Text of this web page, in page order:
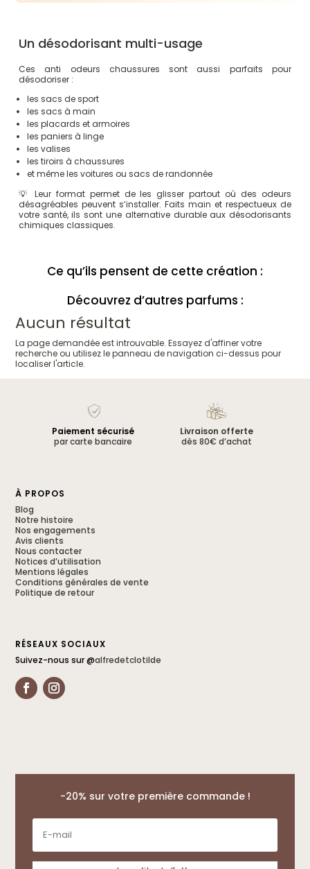
Un désodorisant multi-usage
Ces anti odeurs chaussures sont aussi parfaits pour
désodoriser :
les sacs de sport
les sacs à main
les placards et armoires
les paniers à linge
les valises
les tiroirs à chaussures
et même les voitures ou sacs de randonnée
💡 Leur format permet de les glisser partout où des odeurs
désagréables peuvent s’installer. Faits main et respectueux de
votre santé, ils sont une alternative durable aux désodorisants
chimiques classiques.
Ce qu’ils pensent de cette création :
Ce qu'ils pensent de cette création :
Justine V.
Rating: 4/5
OK
j'aime RAS
Tue Jan 20 2026 00:00:00 GMT+0000 (Coordinated Universal Time)
le placard et les vêtements sentent mieux
Fri Sep 19 2025 00:00:00 GMT+0000 (Coordinated Universal Time)
Désodorisant chaussures Cerise noire
Thu Sep 04 2025 00:00:00 GMT+0000 (Coordinated Universal Time)
Désodorisant chaussures Cerise noire
Océane M.
Rating: 4/5
Je ne peux plus m'en passer depuis 1 mois
Ca sent trop bon j'adore !
Tue Apr 22 2025 00:00:00 GMT+0000 (Coordinated Universal Time)
Désodorisant chaussures Cerise noire
Sarah G.
Rating: 4/5
Vraiment bien
Découvrez d’autres parfums :
Aucun résultat
La page demandée est introuvable. Essayez d'affiner votre
recherche ou utilisez le panneau de navigation ci-dessus pour
localiser l'article.
Paiement sécurisé
par carte bancaire
Livraison offerte
dès 80€ d’achat
À PROPOS
Blog
Notre histoire
Nos engagements
Avis clients
Nous contacter
Notices d’utilisation
Mentions légales
Conditions générales de vente
Politique de retour
RÉSEAUX SOCIAUX
Suivez-nous sur @alfredetclotilde
-20% sur votre première commande !